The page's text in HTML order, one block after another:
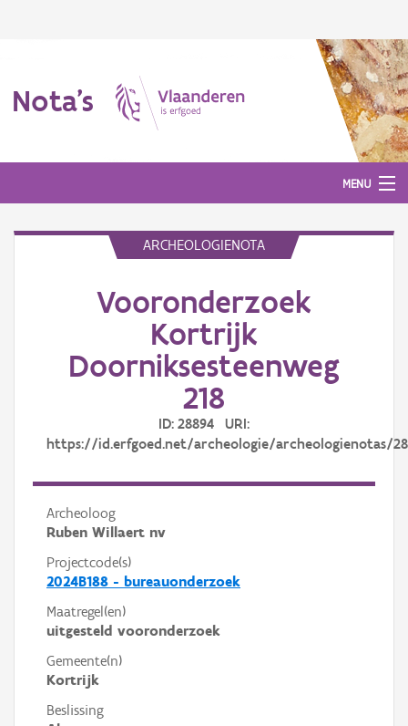
Nota's
MENU
ARCHEOLOGIENOTA
Vooronderzoek
Kortrijk
Doorniksesteenweg
218
ID: 28894 URI:
https://id.erfgoed.net/archeologie/archeologienotas/
Archeoloog
Ruben Willaert nv
Projectcode(s)
2024B188 - bureauonderzoek
Maatregel(en)
uitgesteld vooronderzoek
Gemeente(n)
Kortrijk
Beslissing